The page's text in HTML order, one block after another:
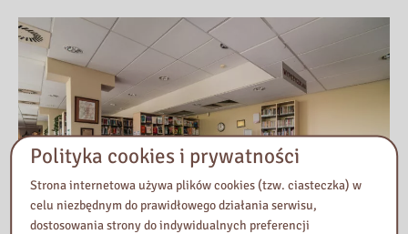
Polityka cookies i prywatności
Strona internetowa używa plików cookies (tzw. ciasteczka) w
celu niezbędnym do prawidłowego działania serwisu,
dostosowania strony do indywidualnych preferencji